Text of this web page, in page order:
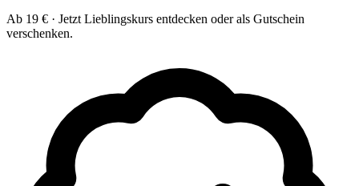
Ab 19 € · Jetzt Lieblingskurs entdecken oder als Gutschein
verschenken.